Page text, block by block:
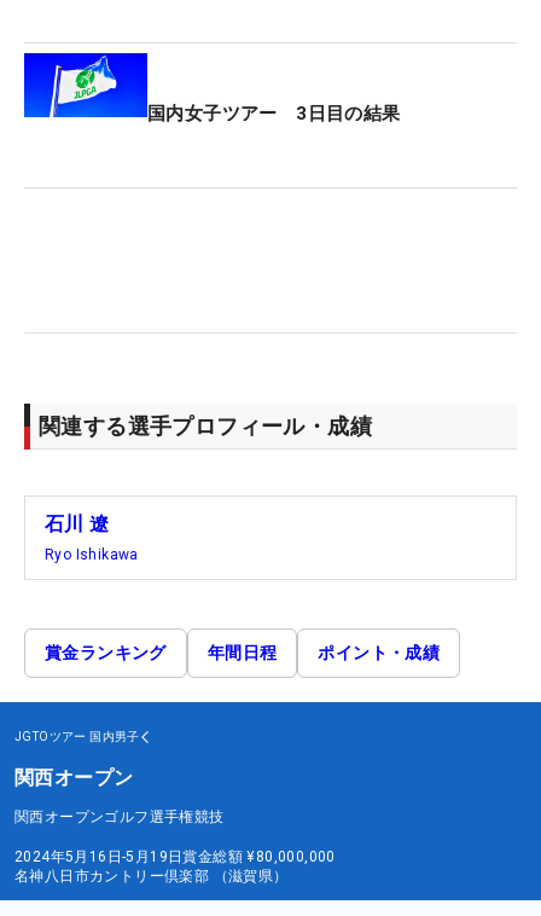
国内女子ツアー 3日目の結果
関連する選手プロフィール・成績
石川 遼
Ryo Ishikawa
賞金ランキング 年間日程 ポイント・成績
JGTOツアー 国内男子
関西オープン
関西オープンゴルフ選手権競技
2024年5月16日-5月19日賞金総額 ¥80,000,000
名神八日市カントリー倶楽部 （滋賀県）